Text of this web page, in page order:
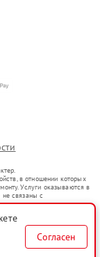
в отношении которых
Услуги оказываются в
не связаны с
оборот в соответствии
услуг или введения
услугах по
определяемой
Согласен